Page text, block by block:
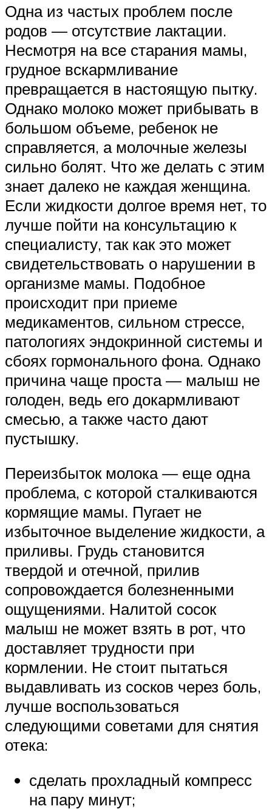
Одна из частых проблем после
родов — отсутствие лактации.
Несмотря на все старания мамы,
грудное вскармливание
превращается в настоящую пытку.
Однако молоко может прибывать в
большом объеме, ребенок не
справляется, а молочные железы
сильно болят. Что же делать с этим
знает далеко не каждая женщина.
Если жидкости долгое время нет, то
лучше пойти на консультацию к
специалисту, так как это может
свидетельствовать о нарушении в
организме мамы. Подобное
происходит при приеме
медикаментов, сильном стрессе,
патологиях эндокринной системы и
сбоях гормонального фона. Однако
причина чаще проста — малыш не
голоден, ведь его докармливают
смесью, а также часто дают
пустышку.
Переизбыток молока — еще одна
проблема, с которой сталкиваются
кормящие мамы. Пугает не
избыточное выделение жидкости, а
приливы. Грудь становится
твердой и отечной, прилив
сопровождается болезненными
ощущениями. Налитой сосок
малыш не может взять в рот, что
доставляет трудности при
кормлении. Не стоит пытаться
выдавливать из сосков через боль,
лучше воспользоваться
следующими советами для снятия
отека:
сделать прохладный компресс
на пару минут;